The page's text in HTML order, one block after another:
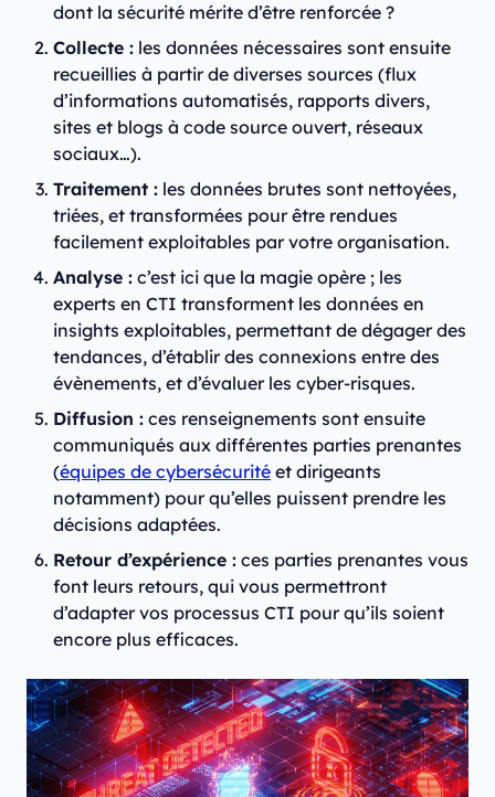
dont la sécurité mérite d’être renforcée ?
Collecte : les données nécessaires sont ensuite
recueillies à partir de diverses sources (flux
d’informations automatisés, rapports divers,
sites et blogs à code source ouvert, réseaux
sociaux…).
Traitement : les données brutes sont nettoyées,
triées, et transformées pour être rendues
facilement exploitables par votre organisation.
Analyse : c’est ici que la magie opère ; les
experts en CTI transforment les données en
insights exploitables, permettant de dégager des
tendances, d’établir des connexions entre des
évènements, et d’évaluer les cyber-risques.
Diffusion : ces renseignements sont ensuite
communiqués aux différentes parties prenantes
(équipes de cybersécurité et dirigeants
notamment) pour qu’elles puissent prendre les
décisions adaptées.
Retour d’expérience : ces parties prenantes vous
font leurs retours, qui vous permettront
d’adapter vos processus CTI pour qu’ils soient
encore plus efficaces.